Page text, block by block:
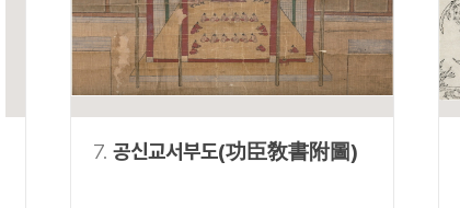
7. 공신교서부도(功臣敎書附圖)